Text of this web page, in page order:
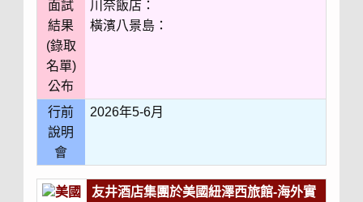
面試
結果
(錄取
名單)
公布
川奈飯店：
橫濱八景島：
行前
說明
會
2026年5-6月
美國
友井酒店集團於美國紐澤西旅館-海外實